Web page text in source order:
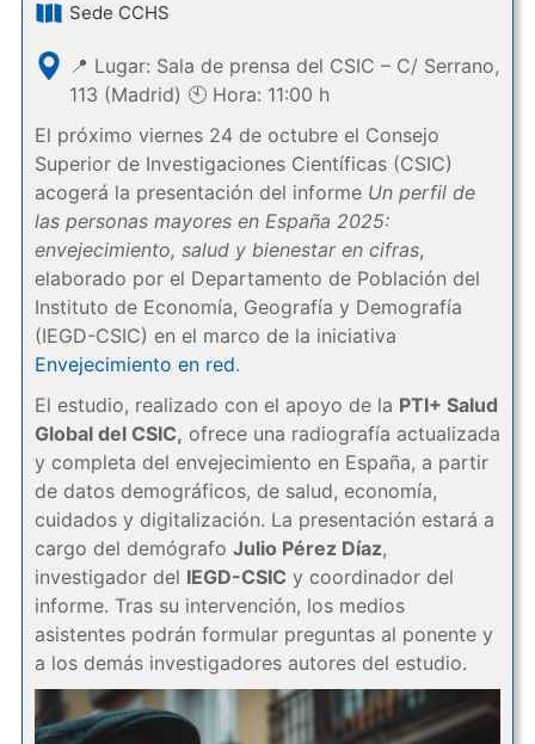
Sede CCHS
📍 Lugar: Sala de prensa del CSIC – C/ Serrano,
113 (Madrid) 🕙 Hora: 11:00 h
El próximo viernes 24 de octubre el Consejo
Superior de Investigaciones Científicas (CSIC)
acogerá la presentación del informe Un perfil de
las personas mayores en España 2025:
envejecimiento, salud y bienestar en cifras,
elaborado por el Departamento de Población del
Instituto de Economía, Geografía y Demografía
(IEGD-CSIC) en el marco de la iniciativa
Envejecimiento en red.
El estudio, realizado con el apoyo de la PTI+ Salud
Global del CSIC, ofrece una radiografía actualizada
y completa del envejecimiento en España, a partir
de datos demográficos, de salud, economía,
cuidados y digitalización. La presentación estará a
cargo del demógrafo Julio Pérez Díaz,
investigador del IEGD-CSIC y coordinador del
informe. Tras su intervención, los medios
asistentes podrán formular preguntas al ponente y
a los demás investigadores autores del estudio.